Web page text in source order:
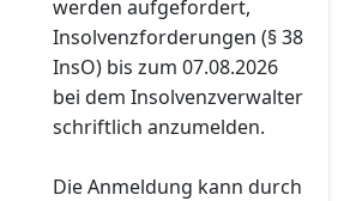
werden aufgefordert,
Insolvenzforderungen (§ 38
InsO) bis zum 07.08.2026
bei dem Insolvenzverwalter
schriftlich anzumelden.
Die Anmeldung kann durch